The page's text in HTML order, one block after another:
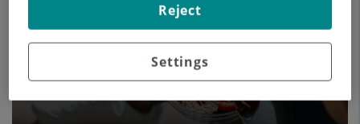
Settings
Reject